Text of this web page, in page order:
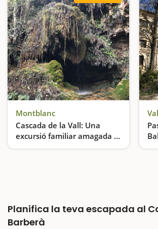
Montblanc
Cascada de la Vall: Una
excursió familiar amagada a
Montblanc
Una ruta curta entre boscos, fonts i una cascada secreta
Planifica la teva escapada al
Barberà